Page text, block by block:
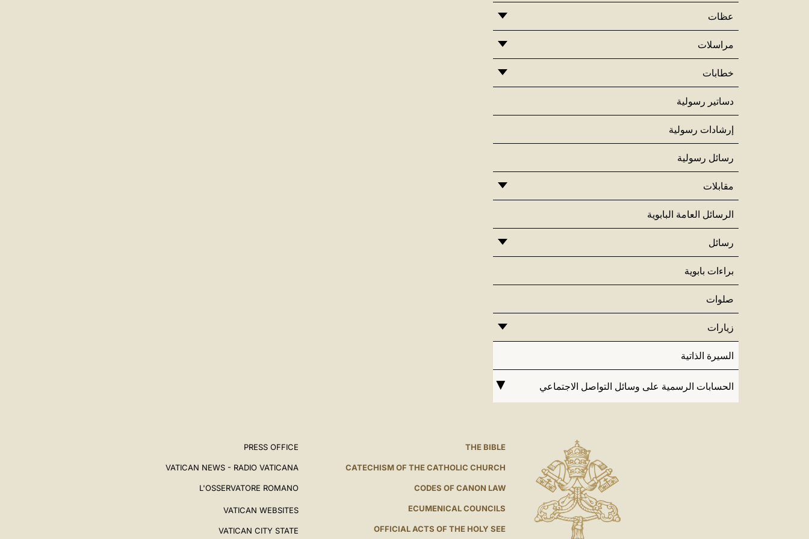
عظات
مراسلات
خطابات
دساتير رسولية
إرشادات رسولية
رسائل رسولية
مقابلات
الرسائل العامة البابوية
رسائل
براءات بابوية
صلوات
زيارات
السيرة الذاتية
الحسابات الرسمية على وسائل التواصل الاجتماعي
THE BIBLE
CATECHISM OF THE CATHOLIC CHURCH
CODES OF CANON LAW
ECUMENICAL COUNCILS
OFFICIAL ACTS OF THE HOLY SEE
PRESS OFFICE
VATICAN NEWS - RADIO VATICANA
L'OSSERVATORE ROMANO
VATICAN WEBSITES
VATICAN CITY STATE